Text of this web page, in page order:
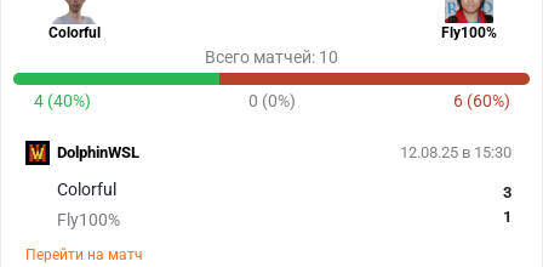
Colorful Fly100%
Всего матчей: 10
4 (40%) 0 (0%) 6 (60%)
12.08.25 в 15:30
Colorful
Fly100%
3
1
Перейти на матч
DolphinWSL